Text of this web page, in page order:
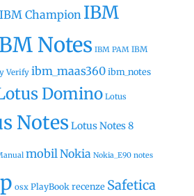
IBM Champion IBM
Notes IBM PAM IBM
Verify ibm_maas360ibm_notes
Domino Lotus
Notes Lotus Notes 8
mobil Nokia Nokia_E90 notes
osx PlayBook recenze Safetica